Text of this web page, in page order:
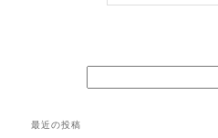
最近の投稿